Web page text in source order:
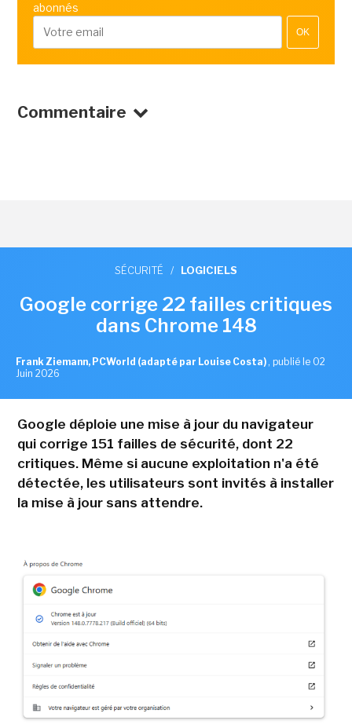
abonnés
OK
Commentaire
SÉCURITÉ / LOGICIELS
Google corrige 22 failles critiques
dans Chrome 148
Frank Ziemann, PCWorld (adapté par Louise Costa) , publié le 02
Juin 2026
Google déploie une mise à jour du navigateur
qui corrige 151 failles de sécurité, dont 22
critiques. Même si aucune exploitation n'a été
détectée, les utilisateurs sont invités à installer
la mise à jour sans attendre.